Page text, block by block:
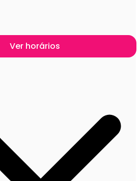
Ver horários